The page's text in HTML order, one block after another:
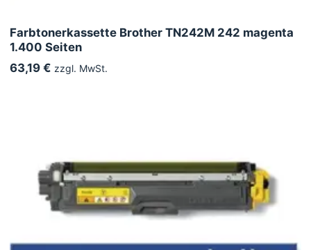
Farbtonerkassette Brother TN242M 242 magenta
1.400 Seiten
63,19 € zzgl. MwSt.